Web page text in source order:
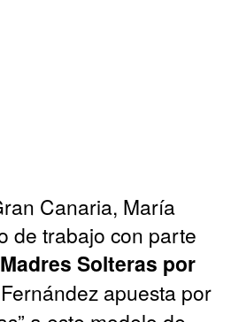
Canaria, María
de trabajo con parte
Solteras por
apuesta por